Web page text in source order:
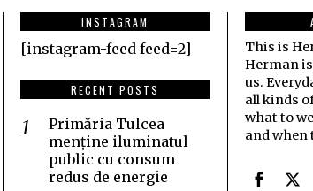
INSTAGRAM
[instagram-feed feed=2]
RECENT POSTS
Primăria Tulcea
menține iluminatul
public cu consum
redus de energie
This is
Herman
us.
all kinds
what to
and when